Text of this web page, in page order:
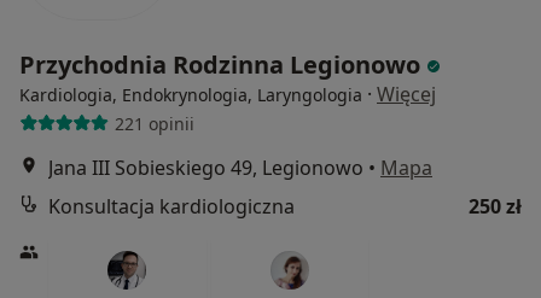
Przychodnia Rodzinna Legionowo
Kardiologia, Endokrynologia, Laryngologia · Więcej
221 opinii
Jana III Sobieskiego 49, Legionowo • Mapa
Konsultacja kardiologiczna
250 zł